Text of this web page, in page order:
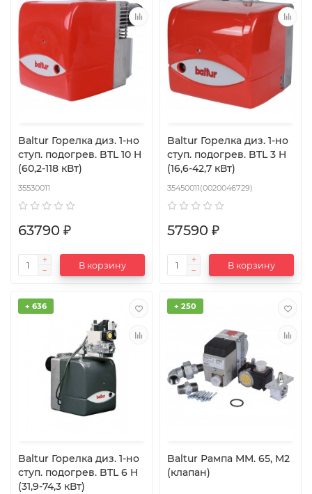
Baltur Горелка диз. 1-но
ступ. подогрев. BTL 10 H
(60,2-118 кВт)
35530011
63790 ₽
В корзину
Baltur Горелка диз. 1-но
ступ. подогрев. BTL 3 H
(16,6-42,7 кВт)
35450011(0020046729)
57590 ₽
В корзину
+ 636
Baltur Горелка диз. 1-но
ступ. подогрев. BTL 6 H
(31,9-74,3 кВт)
+ 250
Baltur Рампа MM. 65, M2
(клапан)